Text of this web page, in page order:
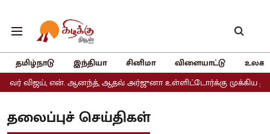
தமிழ்நாடு இந்தியா சினிமா விளையாட்டு
என். ஆனந்த், ஆதவ் அர்ஜுனா உள்ளிட்டோர்க்கு முக்கிய துறைகள்
தலைப்புச் செய்திகள்